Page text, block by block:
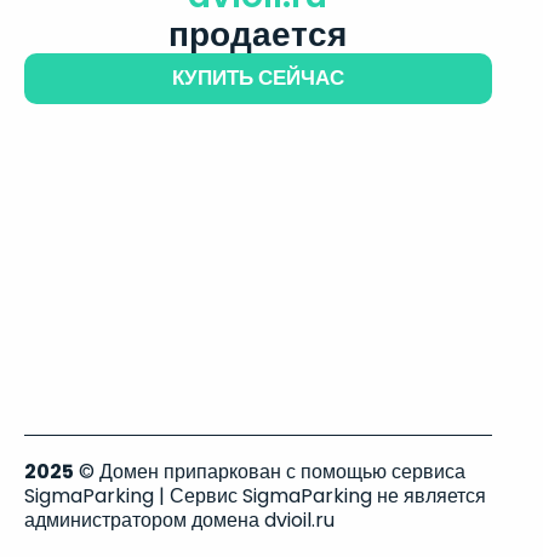
продается
КУПИТЬ СЕЙЧАС
2025 © Домен припаркован с помощью сервиса
SigmaParking | Сервис SigmaParking не является
администратором домена dvioil.ru